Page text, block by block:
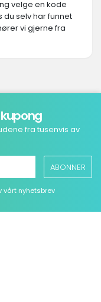
velge en kode
du selv har funnet
vi gjerne fra
fra tusenvis av
ABONNER
vårt nyhetsbrev